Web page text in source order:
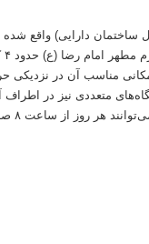
ساختمان دارایی) واقع
مکانی مناسب آن در نزدیکی
متعددی نیز در اطراف